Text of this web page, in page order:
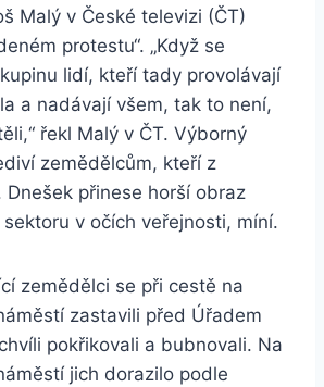
Malý v České televizi (ČT)
protestu“. „Když se
lidí, kteří tady provolávají
a nadávají všem, tak to není,
řekl Malý v ČT. Výborný
zemědělcům, kteří z
přinese horší obraz
v očích veřejnosti, míní.
zemědělci se při cestě na
zastavili před Úřadem
pokřikovali a bubnovali. Na
jich dorazilo podle